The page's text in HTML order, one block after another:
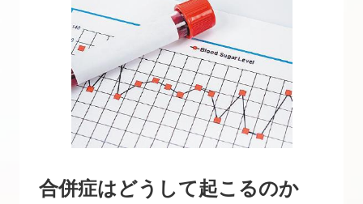
合併症はどうして起こるのか